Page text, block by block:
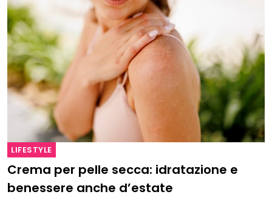
LIFESTYLE
Crema per pelle secca: idratazione e
benessere anche d’estate